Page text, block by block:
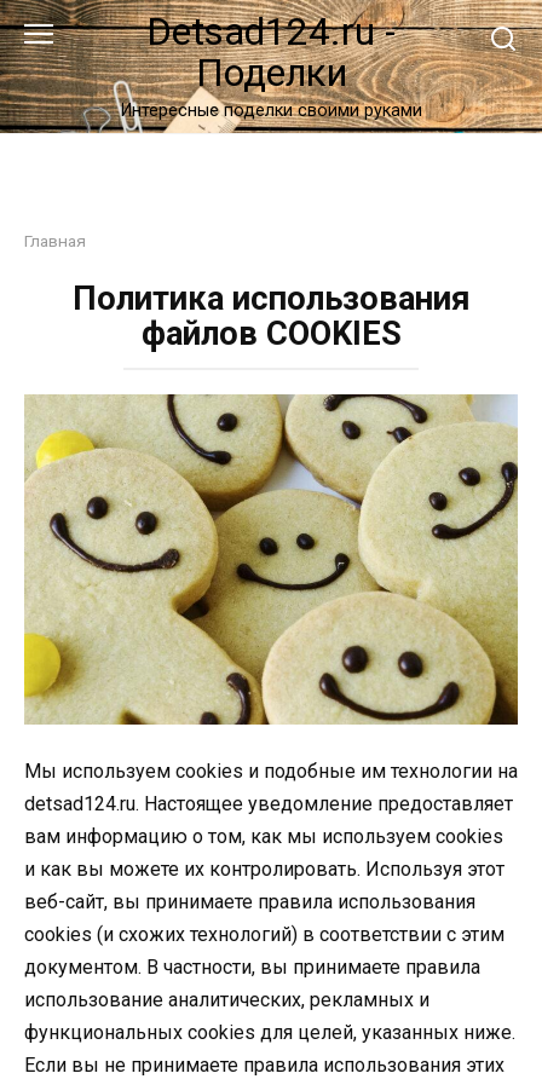
Перейти
к
контенту
Detsad124.ru -
Поделки
Интересные поделки своими руками
Главная
Политика использования
файлов COOKIES
Мы используем cookies и подобные им технологии на
detsad124.ru. Настоящее уведомление предоставляет
вам информацию о том, как мы используем cookies
и как вы можете их контролировать. Используя этот
веб-сайт, вы принимаете правила использования
cookies (и схожих технологий) в соответствии с этим
документом. В частности, вы принимаете правила
использование аналитических, рекламных и
функциональных cookies для целей, указанных ниже.
Если вы не принимаете правила использования этих